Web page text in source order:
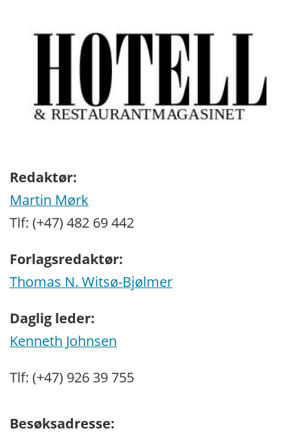
Redaktør:
Martin Mørk
Tlf: (+47) 482 69 442
Forlagsredaktør:
Thomas N. Witsø-Bjølmer
Daglig leder:
Kenneth Johnsen
Tlf: (+47) 926 39 755
Besøksadresse: